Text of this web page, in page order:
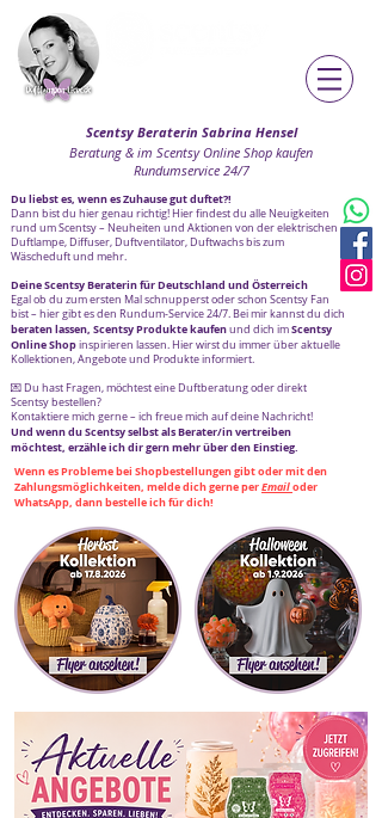
Scentsy Beraterin Sabrina Hensel
Beratung & im Scentsy Online Shop kaufen
Rundumservice 24/7
Du liebst es, wenn es Zuhause gut duftet?!
Dann bist du hier genau richtig! Hier findest du alle Neuigkeiten
rund um Scentsy – Neuheiten und Aktionen von der elektrischen
Duftlampe, Diffuser, Duftventilator, Duftwachs bis zum
Wäscheduft und mehr.
Deine Scentsy Beraterin für Deutschland und Österreich
Egal ob du zum ersten Mal schnupperst oder schon Scentsy Fan
bist – hier gibt es den Rundum-Service 24/7.Bei mir kannst du dich
beraten lassen, Scentsy Produkte kaufenund dich imScentsy
Online Shopinspirieren lassen. Hier wirst du immer über aktuelle
Kollektionen, Angebote und Produkte informiert.
💌 Du hast Fragen, möchtest eine Duftberatung oder direkt
Scentsy bestellen?
Kontaktiere mich gerne – ich freue mich auf deine Nachricht!
Und wenn du Scentsy selbst als Berater/in vertreiben
möchtest, erzähle ich dir gern mehr über den Einstieg.
Wenn es Probleme bei Shopbestellungen gibt oder mit den
Zahlungsmöglichkeiten, melde dich gerne perEmailoder
WhatsApp, dann bestelle ich für dich!